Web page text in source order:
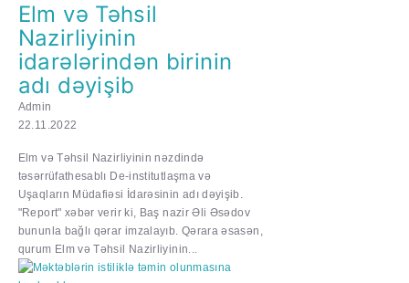
​​​​​​Elm və Təhsil
Nazirliyinin
idarələrindən birinin
adı dəyişib
Admin
22.11.2022
​​​​​​Elm və Təhsil Nazirliyinin nəzdində
təsərrüfathesablı De-institutlaşma və
Uşaqların Müdafiəsi İdarəsinin adı dəyişib.
"Report" xəbər verir ki, Baş nazir Əli Əsədov
bununla bağlı qərar imzalayıb. Qərara əsasən,
qurum Elm və Təhsil Nazirliyinin...